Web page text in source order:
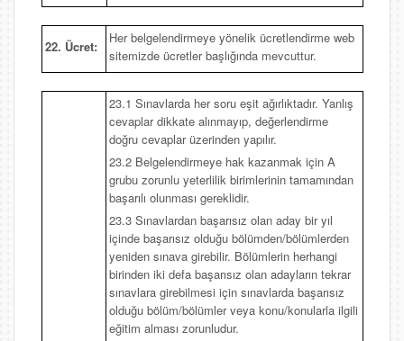
22. Ücret:
Her belgelendirmeye yönelik ücretlendirme web
sitemizde ücretler başlığında mevcuttur.
23.1 Sınavlarda her soru eşit ağırlıktadır. Yanlış
cevaplar dikkate alınmayıp, değerlendirme
doğru cevaplar üzerinden yapılır.
23.2 Belgelendirmeye hak kazanmak için A
grubu zorunlu yeterlilik birimlerinin tamamından
başarılı olunması gereklidir.
23.3 Sınavlardan başarısız olan aday bir yıl
içinde başarısız olduğu bölümden/bölümlerden
yeniden sınava girebilir. Bölümlerin herhangi
birinden iki defa başarısız olan adayların tekrar
sınavlara girebilmesi için sınavlarda başarısız
olduğu bölüm/bölümler veya konu/konularla ilgili
eğitim alması zorunludur.